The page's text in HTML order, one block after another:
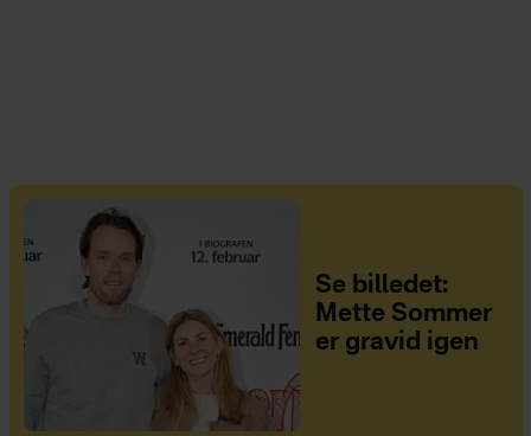
Se billedet:
Mette Sommer
er gravid igen